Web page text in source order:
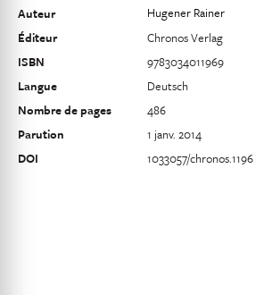
Auteur
Hugener Rainer
Éditeur
Chronos Verlag
ISBN
9783034011969
Langue
Deutsch
Nombre de pages
486
Parution
1 janv. 2014
DOI
1033057/chronos.1196